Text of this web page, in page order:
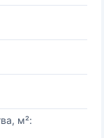
м²: